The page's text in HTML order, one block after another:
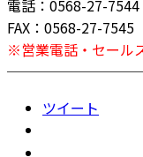
電話：0568-27-7544
FAX：0568-27-7545
※営業電話・セール
ツイート